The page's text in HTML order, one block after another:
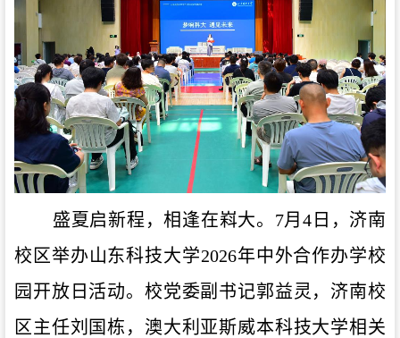
盛夏启新程，相逢在嵙大。 7月4日， 济南
校区举办山东科技大学2026年中外合作办学校
园开放日活动。校党委副书记郭益灵，济南校
区 主任刘国栋 ，澳大利亚斯威本科技大学相关